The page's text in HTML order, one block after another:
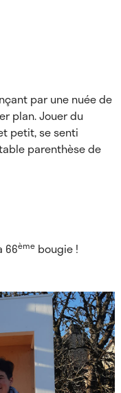
par une nuée de
plan. Jouer du
petit, se senti
parenthèse de
66èmebougie !